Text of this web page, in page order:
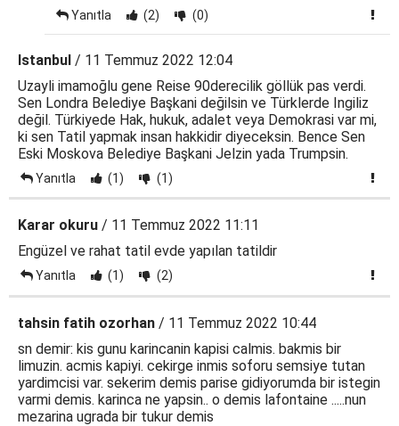
Yanıtla (2) (0)
Istanbul / 11 Temmuz 2022 12:04
Uzayli imamoğlu gene Reise 90derecilik göllük pas verdi.
Sen Londra Belediye Başkani değilsin ve Türklerde Ingiliz
değil. Türkiyede Hak, hukuk, adalet veya Demokrasi var mi,
ki sen Tatil yapmak insan hakkidir diyeceksin. Bence Sen
Eski Moskova Belediye Başkani Jelzin yada Trumpsin.
Yanıtla (1) (1)
Karar okuru / 11 Temmuz 2022 11:11
Engüzel ve rahat tatil evde yapılan tatildir
Yanıtla (1) (2)
tahsin fatih ozorhan / 11 Temmuz 2022 10:44
sn demir: kis gunu karincanin kapisi calmis. bakmis bir
limuzin. acmis kapiyi. cekirge inmis soforu semsiye tutan
yardimcisi var. sekerim demis parise gidiyorumda bir istegin
varmi demis. karinca ne yapsin.. o demis lafontaine .....nun
mezarina ugrada bir tukur demis